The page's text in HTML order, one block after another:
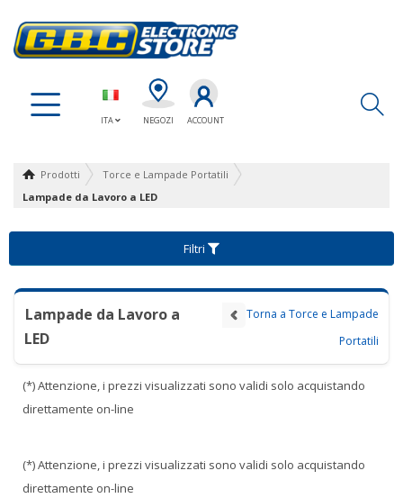
ITA NEGOZI ACCOUNT
Prodotti
Torce e Lampade Portatili
Lampade da Lavoro a LED
Filtri
Lampade da Lavoro a
LED
Torna a Torce e Lampade
Portatili
(*) Attenzione, i prezzi visualizzati sono validi solo acquistando
direttamente on-line
(*) Attenzione, i prezzi visualizzati sono validi solo acquistando
direttamente on-line